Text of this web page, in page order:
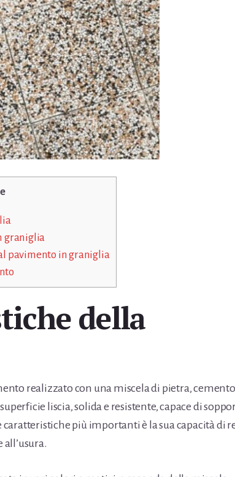
graniglia
pavimento in graniglia
della
realizzato con una miscela di pietra,
liscia, solida e resistente, capace di
più importanti è la sua capacità di